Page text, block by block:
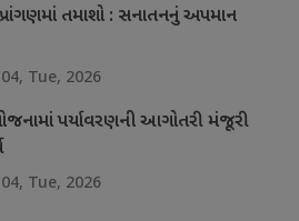
તમાશો : સનાતનનું અપમાન
Tue, 2026
પર્યાવરણની આગોતરી મંજૂરી
Tue, 2026